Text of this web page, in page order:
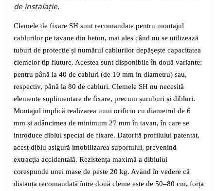
de instalație.
Clemele de fixare SH sunt recomandate pentru montajul
cablurilor pe tavane din beton, mai ales când nu se utilizează
tuburi de protecție și numărul cablurilor depășește capacitatea
clemelor tip fluture. Acestea sunt disponibile în două variante:
pentru până la 40 de cabluri (de 10 mm in diametru) sau,
respectiv, până la 80 de cabluri. Clemele SH nu necesită
elemente suplimentare de fixare, precum șuruburi și dibluri.
Montajul implică realizarea unui orificiu cu diametrul de 6
mm și adâncimea de minimum 27 mm în tavan, în care se
introduce diblul special de fixare. Datorită profilului patentat,
acest diblu asigură imobilizarea suportului, prevenind
extracția accidentală. Rezistența maximă a diblului
corespunde unei mase de peste 20 kg. Având în vedere că
distanța recomandată între două cleme este de 50–80 cm, forța